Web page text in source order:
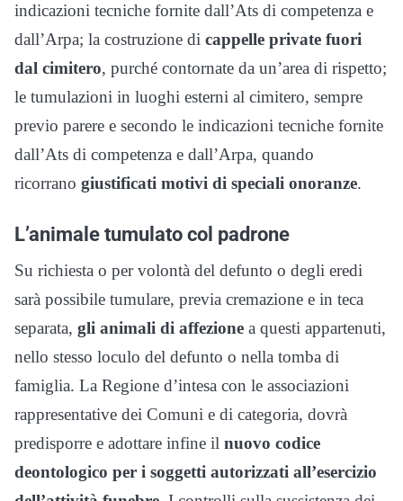
indicazioni tecniche fornite dall’Ats di competenza e
dall’Arpa; la costruzione di cappelle private fuori
dal cimitero, purché contornate da un’area di rispetto;
le tumulazioni in luoghi esterni al cimitero, sempre
previo parere e secondo le indicazioni tecniche fornite
dall’Ats di competenza e dall’Arpa, quando
ricorrano giustificati motivi di speciali onoranze.
L’animale tumulato col padrone
Su richiesta o per volontà del defunto o degli eredi
sarà possibile tumulare, previa cremazione e in teca
separata, gli animali di affezione a questi appartenuti,
nello stesso loculo del defunto o nella tomba di
famiglia. La Regione d’intesa con le associazioni
rappresentative dei Comuni e di categoria, dovrà
predisporre e adottare infine il nuovo codice
deontologico per i soggetti autorizzati all’esercizio